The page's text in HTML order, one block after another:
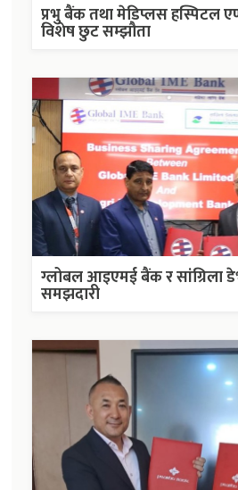
प्रभु बैंक तथा मेडिप्लस हस्पिटल
विशेष छुट सम्झौता
ग्लोबल आइएमई बैंक र सांग्रिला
समझदारी